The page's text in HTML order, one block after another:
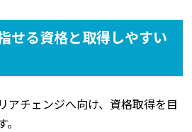
せる資格と取得しやすい
アチェンジへ向け、資格取得を目